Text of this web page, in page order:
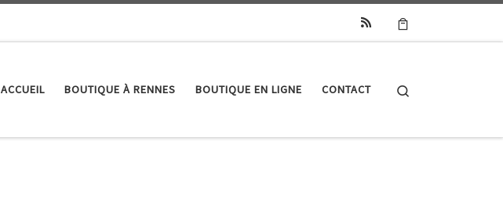
ACCUEIL BOUTIQUE À RENNES BOUTIQUE EN LIGNE CONTACT